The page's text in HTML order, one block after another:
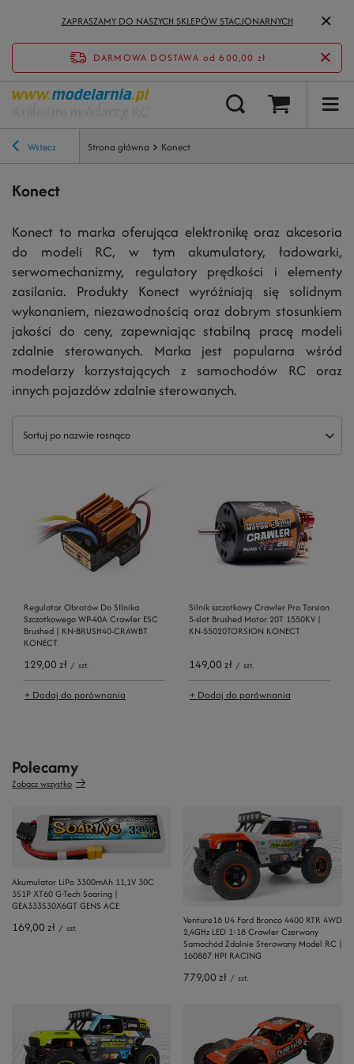
ZAPRASZAMY DO NASZYCH SKLEPÓW STACJONARNYCH
DARMOWA DOSTAWA od 600,00 zł
Wstecz Strona główna Konect
Konect
Konect to marka oferująca elektronikę oraz akcesoria
do modeli RC, w tym akumulatory, ładowarki,
serwomechanizmy, regulatory prędkości i elementy
zasilania. Produkty Konect wyróżniają się solidnym
wykonaniem, niezawodnością oraz dobrym stosunkiem
jakości do ceny, zapewniając stabilną pracę modeli
zdalnie sterowanych. Marka jest popularna wśród
modelarzy korzystających z samochodów RC oraz
innych pojazdów zdalnie sterowanych.
Sortuj po nazwie rosnąco
Regulator Obrotów Do SIlnika
Szczotkowego WP-40A Crawler ESC
Brushed | KN-BRUSH40-CRAWBT
KONECT
129,00 zł / szt.
+ Dodaj do porównania
Silnik szczotkowy Crawler Pro Torsion
5-slot Brushed Motor 20T 1550KV |
KN-55020TORSION KONECT
149,00 zł / szt.
+ Dodaj do porównania
Polecamy
Zobacz wszystko
Akumulator LiPo 3300mAh 11,1V 30C
3S1P XT60 G-Tech Soaring |
GEA333S30X6GT GENS ACE
169,00 zł / szt.
Venture18 U4 Ford Bronco 4400 RTR 4WD
2,4GHz LED 1:18 Crawler Czerwony
Samochód Zdalnie Sterowany Model RC |
160887 HPI RACING
779,00 zł / szt.